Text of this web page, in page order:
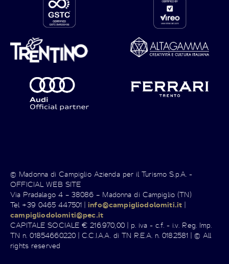
© Madonna di Campiglio Azienda per il Turismo S.p.A. -
OFFICIAL WEB SITE
Via Pradalago 4 – 38086 – Madonna di Campiglio (TN)
Tel +39 0465 447501 |info@campigliodolomiti.it |
campigliodolomiti@pec.it
CAPITALE SOCIALE € 216.970,00 | p. iva - c.f. - i.v. Reg. Imp.
TN n. 01854660220 | C.C.I.A.A. di TN R.E.A. n. 0182581 | © All
rights reserved